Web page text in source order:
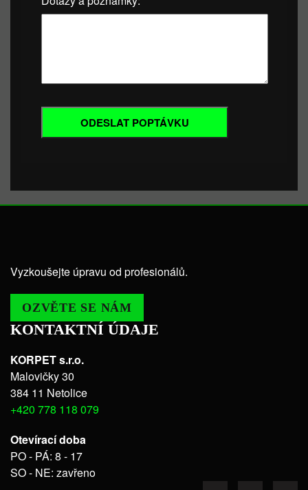
Vyzkoušejte úpravu od profesionálů.
OZVĚTE SE NÁM
KONTAKTNÍ ÚDAJE
KORPET s.r.o.
Malovičky 30
384 11 Netolice
+420 778 118 079
Otevírací doba
PO - PÁ: 8 - 17
SO - NE: zavřeno